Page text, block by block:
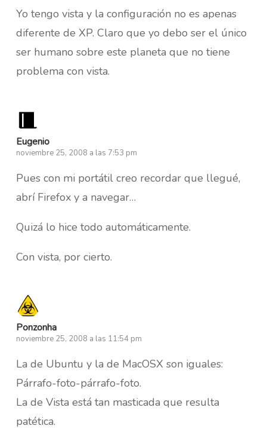
Yo tengo vista y la configuración no es apenas
diferente de XP. Claro que yo debo ser el único
ser humano sobre este planeta que no tiene
problema con vista.
Eugenio
noviembre 25, 2008 a las 7:53 pm
Pues con mi portátil creo recordar que llegué,
abrí Firefox y a navegar…
Quizá lo hice todo automáticamente.
Con vista, por cierto.
Ponzonha
noviembre 25, 2008 a las 11:54 pm
La de Ubuntu y la de MacOSX son iguales:
Párrafo-foto-párrafo-foto.
La de Vista está tan masticada que resulta
patética.